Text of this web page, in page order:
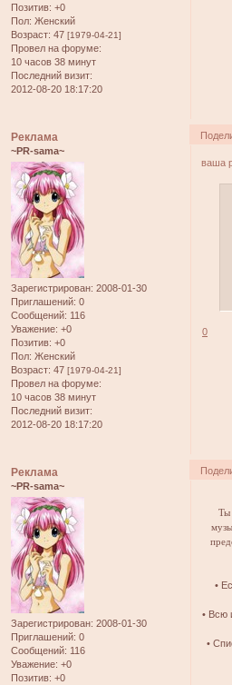
Позитив: +0
Пол: Женский
Возраст: 47 [1979-04-21]
Провел на форуме:
10 часов 38 минут
Последний визит:
2012-08-20 18:17:20
Реклама
~PR-sama~
Зарегистрирован: 2008-01-30
Приглашений: 0
Сообщений: 116
Уважение: +0
Позитив: +0
Пол: Женский
Возраст: 47 [1979-04-21]
Провел на форуме:
10 часов 38 минут
Последний визит:
2012-08-20 18:17:20
ваша
0
Реклама
~PR-sama~
Зарегистрирован: 2008-01-30
Приглашений: 0
Сообщений: 116
Уважение: +0
Позитив: +0
Ты
•
• Всю
•